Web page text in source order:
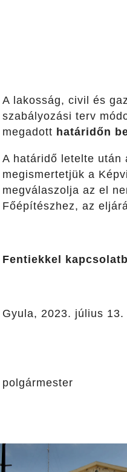
A lakosság, civil és
szabályozási terv
megadott határidőn
A határidő letelte után
megismertetjük a
megválaszolja az el
Főépítészhez, az
Fentiekkel
Gyula, 2023. július 13.
Dr.
polgármester